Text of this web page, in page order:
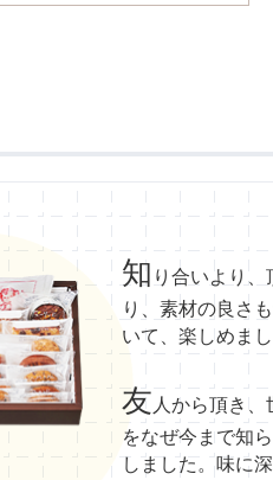
知 り合いより、
り、素材の良さ
いて、楽しめまし
友 人から頂き
をなぜ今まで知
しました。味に